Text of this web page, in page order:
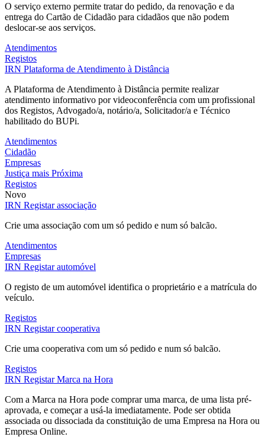
O serviço externo permite tratar do pedido, da renovação e da
entrega do Cartão de Cidadão para cidadãos que não podem
deslocar-se aos serviços.
Atendimentos
Registos
IRN Plataforma de Atendimento à Distância
A Plataforma de Atendimento à Distância permite realizar
atendimento informativo por videoconferência com um profissional
dos Registos, Advogado/a, notário/a, Solicitador/a e Técnico
habilitado do BUPi.
Atendimentos
Cidadão
Empresas
Justiça mais Próxima
Registos
Novo
IRN Registar associação
Crie uma associação com um só pedido e num só balcão.
Atendimentos
Empresas
IRN Registar automóvel
O registo de um automóvel identifica o proprietário e a matrícula do
veículo.
Registos
IRN Registar cooperativa
Crie uma cooperativa com um só pedido e num só balcão.
Registos
IRN Registar Marca na Hora
Com a Marca na Hora pode comprar uma marca, de uma lista pré-
aprovada, e começar a usá-la imediatamente. Pode ser obtida
associada ou dissociada da constituição de uma Empresa na Hora ou
Empresa Online.